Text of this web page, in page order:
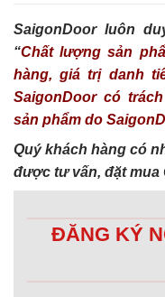
SaigonDoor luôn
“Chất lượng sản
hàng, giá trị danh
SaigonDoor có
sản phẩm do
Quý khách hàng có
được tư vấn, đặt mua
ĐĂNG KÝ